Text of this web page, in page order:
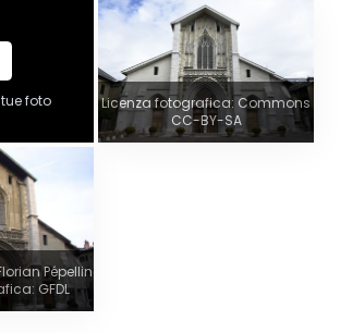
foto
Licenza fotografica: Commons
CC-BY-SA
Pépellin
GFDL